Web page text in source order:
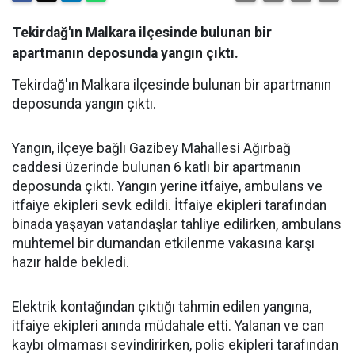
Tekirdağ'ın Malkara ilçesinde bulunan bir
apartmanın deposunda yangın çıktı.
Tekirdağ'ın Malkara ilçesinde bulunan bir apartmanın
deposunda yangın çıktı.
Yangın, ilçeye bağlı Gazibey Mahallesi Ağırbağ
caddesi üzerinde bulunan 6 katlı bir apartmanın
deposunda çıktı. Yangın yerine itfaiye, ambulans ve
itfaiye ekipleri sevk edildi. İtfaiye ekipleri tarafından
binada yaşayan vatandaşlar tahliye edilirken, ambulans
muhtemel bir dumandan etkilenme vakasına karşı
hazır halde bekledi.
Elektrik kontağından çıktığı tahmin edilen yangına,
itfaiye ekipleri anında müdahale etti. Yalanan ve can
kaybı olmaması sevindirirken, polis ekipleri tarafından